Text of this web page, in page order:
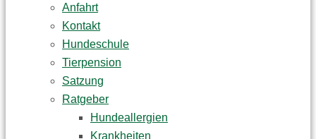
Anfahrt
Kontakt
Hundeschule
Tierpension
Satzung
Ratgeber
Hundeallergien
Krankheiten